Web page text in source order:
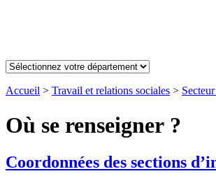
Accueil > Travail et relations sociales >
Où se renseigner ?
Coordonnées des sections